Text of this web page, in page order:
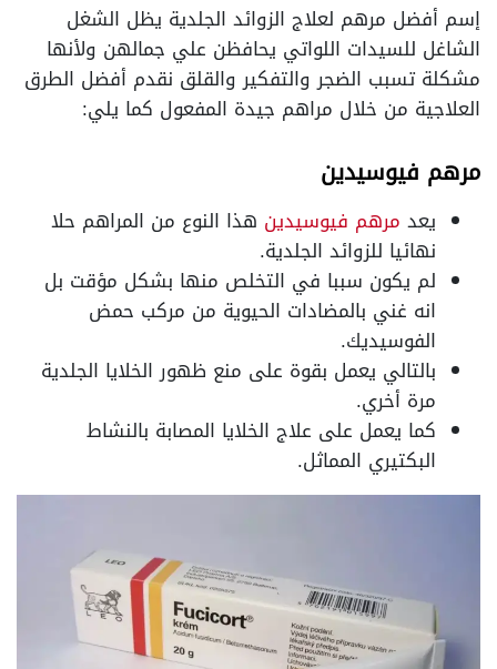
إسم أفضل مرهم لعلاج الزوائد الجلدية يظل الشغل
الشاغل للسيدات اللواتي يحافظن علي جمالهن ولأنها
مشكلة تسبب الضجر والتفكير والقلق نقدم أفضل الطرق
العلاجية من خلال مراهم جيدة المفعول كما يلي:
مرهم فيوسيدين
يعد مرهم فيوسيدين هذا النوع من المراهم حلا
نهائيا للزوائد الجلدية.
لم يكون سببا في التخلص منها بشكل مؤقت بل
انه غني بالمضادات الحيوية من مركب حمض
الفوسيديك.
بالتالي يعمل بقوة على منع ظهور الخلايا الجلدية
مرة أخري.
كما يعمل على علاج الخلايا المصابة بالنشاط
البكتيري المماثل.